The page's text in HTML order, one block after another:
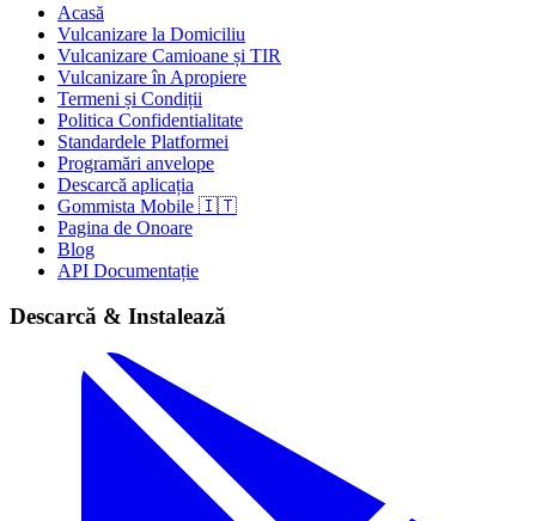
Acasă
Vulcanizare la Domiciliu
Vulcanizare Camioane și TIR
Vulcanizare în Apropiere
Termeni și Condiții
Politica Confidentialitate
Standardele Platformei
Programări anvelope
Descarcă aplicația
Gommista Mobile 🇮🇹
Pagina de Onoare
Blog
API Documentație
Descarcă & Instalează